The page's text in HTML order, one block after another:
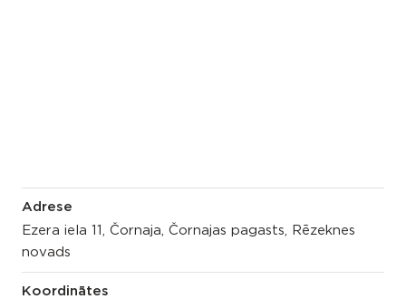
Adrese
Ezera iela 11, Čornaja, Čornajas pagasts, Rēzeknes
novads
Koordinātes